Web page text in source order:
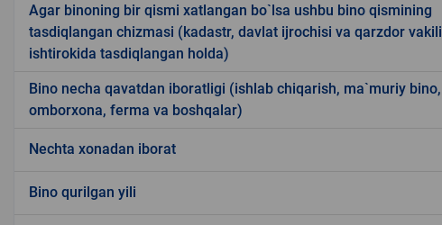
Agar binoning bir qismi xatlangan bo`lsa ushbu bino qismining
tasdiqlangan chizmasi (kadastr, davlat ijrochisi va qarzdor vakili
ishtirokida tasdiqlangan holda)
Bino necha qavatdan iboratligi (ishlab chiqarish, ma`muriy bino,
omborxona, ferma va boshqalar)
Nechta xonadan iborat
Bino qurilgan yili